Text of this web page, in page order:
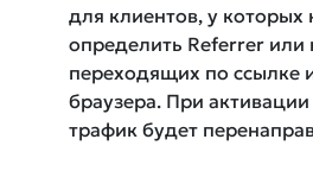
для клиентов, у
определить Referrer или
переходящих по ссылке
браузера. При
трафик будет